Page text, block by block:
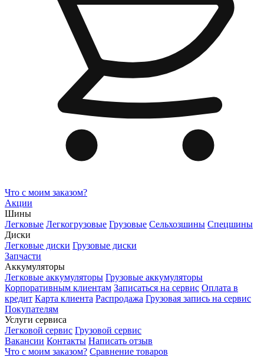
Что с моим заказом?
Акции
Шины
Легковые Легкогрузовые Грузовые Сельхозшины Спецшины
Диски
Легковые диски Грузовые диски
Запчасти
Аккумуляторы
Легковые аккумуляторы Грузовые аккумуляторы
Корпоративным клиентам Записаться на сервис Оплата в
кредит Карта клиента Распродажа Грузовая запись на сервис
Покупателям
Услуги сервиса
Легковой сервис Грузовой сервис
Вакансии Контакты Написать отзыв
Что с моим заказом? Сравнение товаров